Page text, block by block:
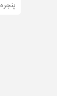
پنجره upvc در اصفهان